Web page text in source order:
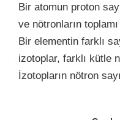
Bir atomun proton
ve nötronların
Bir elementin farklı
izotoplar, farklı kütle
İzotopların nötron